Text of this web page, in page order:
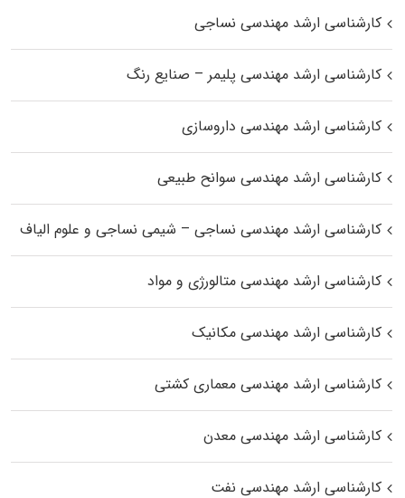
کارشناسی ارشد مهندسی نساجی
کارشناسی ارشد مهندسی پلیمر – صنایع رنگ
کارشناسی ارشد مهندسی داروسازی
کارشناسی ارشد مهندسی سوانح طبیعی
کارشناسی ارشد مهندسی نساجی – شیمی نساجی و علوم الیاف
کارشناسی ارشد مهندسی متالورژی و مواد
کارشناسی ارشد مهندسی مکانیک
کارشناسی ارشد مهندسی معماری کشتی
کارشناسی ارشد مهندسی معدن
کارشناسی ارشد مهندسی نفت